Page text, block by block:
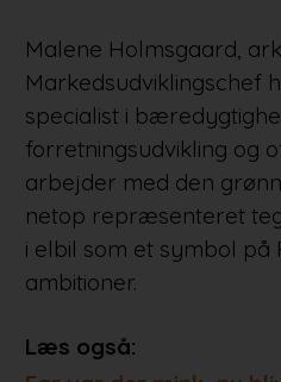
Malene Holmsgaard,
Markedsudviklingschef
specialist i
forretningsudvikling og
arbejder med den
netop repræsenteret
i elbil som et symbol på
ambitioner.
Læs også: